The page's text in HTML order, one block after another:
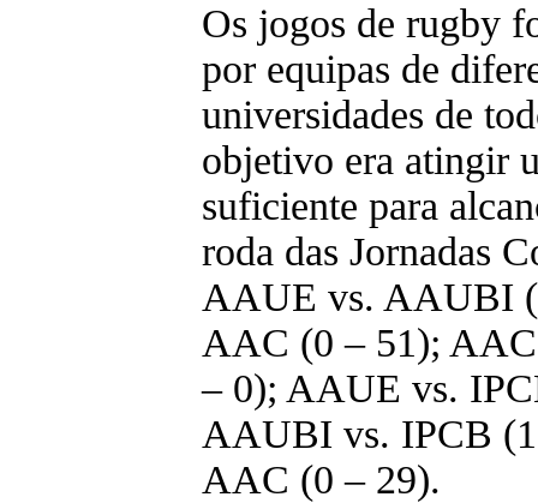
Os jogos de rugby
por equipas de
universidades de
objetivo era atingir
suficiente para
roda das Jornadas
AAUE vs. AAUBI
AAC (0 – 51);
– 0); AAUE vs.
AAUBI vs. IPCB
AAC (0 – 29).